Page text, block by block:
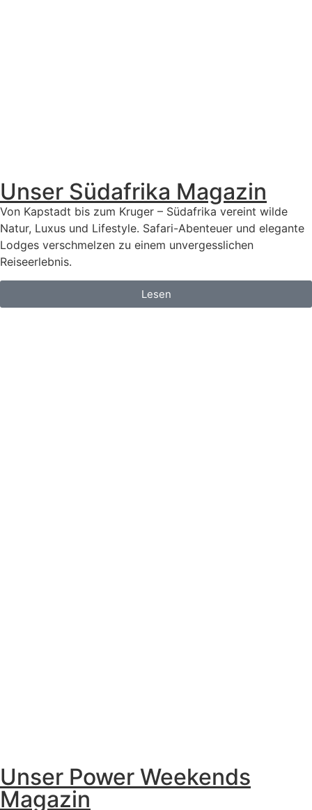
Unser Südafrika Magazin
Von Kapstadt bis zum Kruger – Südafrika vereint wilde
Natur, Luxus und Lifestyle. Safari-Abenteuer und elegante
Lodges verschmelzen zu einem unvergesslichen
Reiseerlebnis.
Lesen
Unser Power Weekends
Magazin